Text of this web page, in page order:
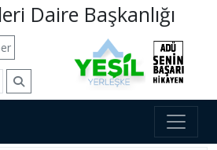
Daire Başkanlığı